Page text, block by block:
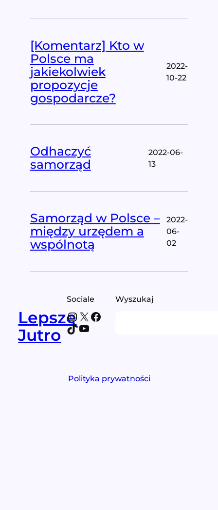
[Komentarz] Kto w
Polsce ma
jakiekolwiek
propozycje
gospodarcze?
2022-
10-22
Odhaczyć
samorząd
2022-06-
13
Samorząd w Polsce –
między urzędem a
wspólnotą
2022-
06-
02
Lepsze
Jutro
Sociale
Instagram
X Facebook
TikTok
YouTube
Wyszukaj
Polityka prywatności